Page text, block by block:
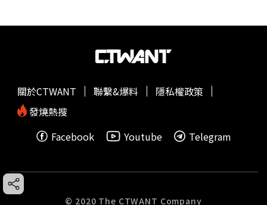
關於CTWANT 聯繫&爆料
隱私權政策
發燒熱搜
Facebook
Youtube Telegram
© 2020 The CTWANT Company